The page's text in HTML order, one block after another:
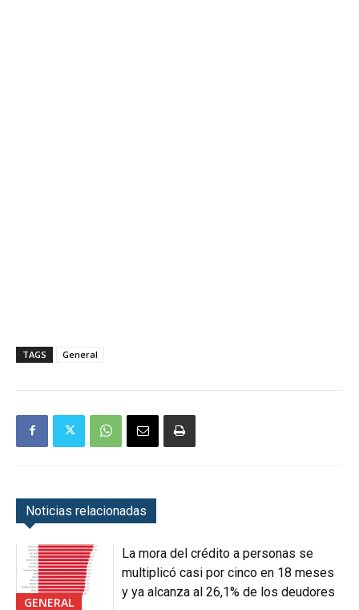
TAGS General
Noticias relacionadas
GENERAL
La mora del crédito a personas se
multiplicó casi por cinco en 18 meses
y ya alcanza al 26,1% de los deudores